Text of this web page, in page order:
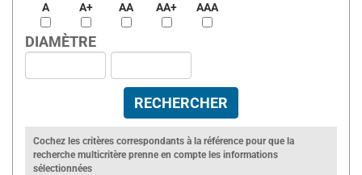
A A+ AA AA+ AAA
DIAMÈTRE
Cochez les critères correspondants à la référence pour que la
recherche multicritère prenne en compte les informations
sélectionnées